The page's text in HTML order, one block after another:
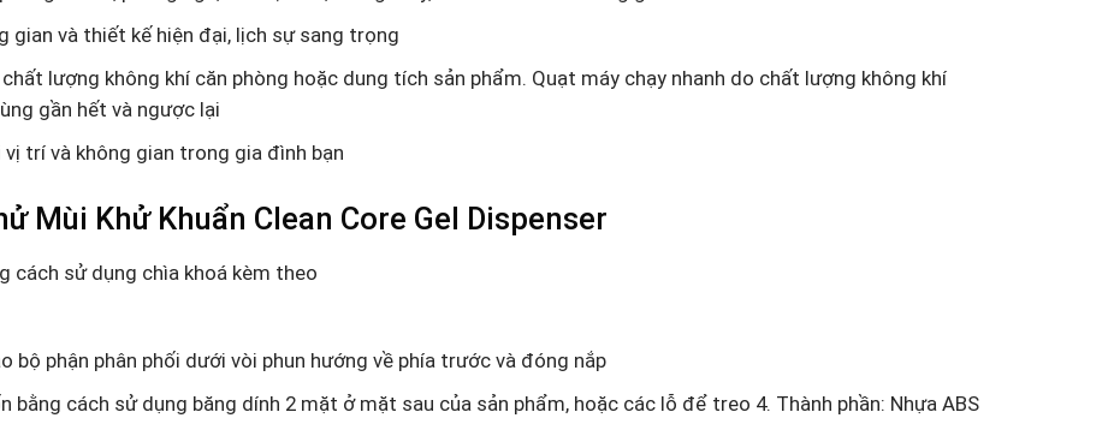
gian và thiết kế hiện đại, lịch sự sang trọng
lượng không khí căn phòng hoặc dung tích sản phẩm. Quạt máy chạy nhanh do chất lượng không khí
gần hết và ngược lại
trí và không gian trong gia đình bạn
Mùi Khử Khuẩn Clean Core Gel Dispenser
cách sử dụng chìa khoá kèm theo
bộ phận phân phối dưới vòi phun hướng về phía trước và đóng nắp
bằng cách sử dụng băng dính 2 mặt ở mặt sau của sản phẩm, hoặc các lỗ để treo 4. Thành phần: Nhựa ABS